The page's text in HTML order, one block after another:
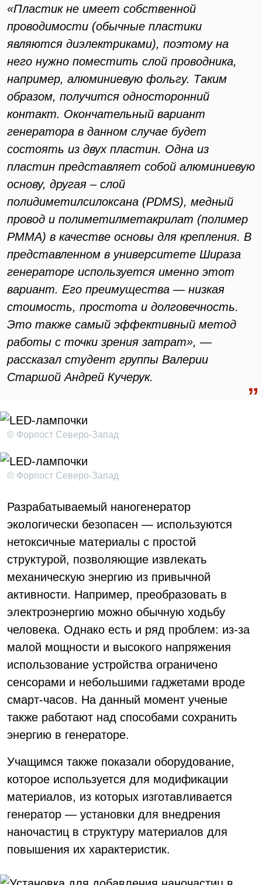
«Пластик не имеет собственной
проводимости (обычные пластики
являются диэлектриками), поэтому на
него нужно поместить слой проводника,
например, алюминиевую фольгу. Таким
образом, получится односторонний
контакт. Окончательный вариант
генератора в данном случае будет
состоять из двух пластин. Одна из
пластин представляет собой алюминиевую
основу, другая – слой
полидиметилсилоксана (PDMS), медный
провод и полиметилметакрилат (полимер
PMMA) в качестве основы для крепления. В
представленном в университете Шираза
генераторе используется именно этот
вариант. Его преимущества — низкая
стоимость, простота и долговечность.
Это также самый эффективный метод
работы с точки зрения затрат», —
рассказал студент группы Валерии
Старшой Андрей Кучерук.
© Форпост Северо-Запад
© Форпост Северо-Запад
Разрабатываемый наногенератор
экологически безопасен — используются
нетоксичные материалы с простой
структурой, позволяющие извлекать
механическую энергию из привычной
активности. Например, преобразовать в
электроэнергию можно обычную ходьбу
человека. Однако есть и ряд проблем: из-за
малой мощности и высокого напряжения
использование устройства ограничено
сенсорами и небольшими гаджетами вроде
смарт-часов. На данный момент ученые
также работают над способами сохранить
энергию в генераторе.
Учащимся также показали оборудование,
которое используется для модификации
материалов, из которых изготавливается
генератор — установки для внедрения
наночастиц в структуру материалов для
повышения их характеристик.